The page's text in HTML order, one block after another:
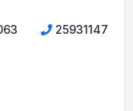
25931147